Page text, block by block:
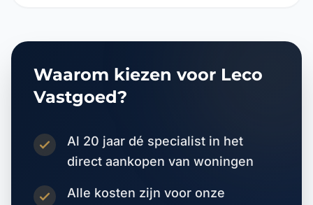
Waarom kiezen voor Leco
Vastgoed?
Al 20 jaar dé specialist in het
direct aankopen van woningen
Alle kosten zijn voor onze